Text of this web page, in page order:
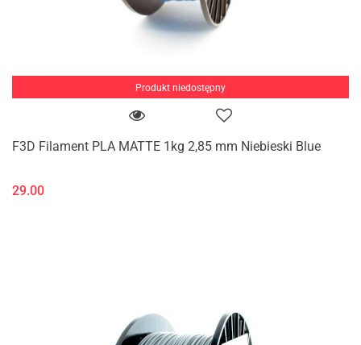
Produkt niedostępny
F3D Filament PLA MATTE 1kg 2,85 mm Niebieski Blue
29.00